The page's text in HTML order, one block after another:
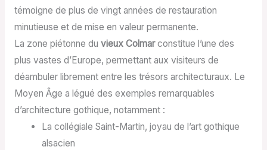
témoigne de plus de vingt années de restauration
minutieuse et de mise en valeur permanente.
La zone piétonne du vieux Colmarconstitue l’une des
plus vastes d’Europe, permettant aux visiteurs de
déambuler librement entre les trésors architecturaux. Le
Moyen Âge a légué des exemples remarquables
d’architecture gothique, notamment :
La collégiale Saint-Martin, joyau de l’art gothique
alsacien